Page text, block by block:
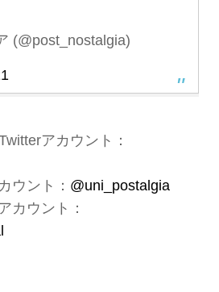
(@post_nostalgia)
アカウント：
ウント： @uni_postalgia
カウント：